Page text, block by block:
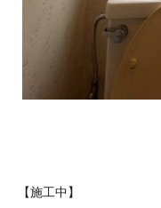
【施工中】